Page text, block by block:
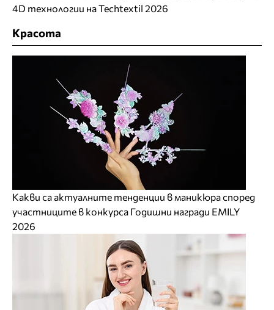
4D технологии на Techtextil 2026
Красота
Какви са актуалните тенденции в маникюра според
участниците в конкурса Годишни награди EMILY
2026